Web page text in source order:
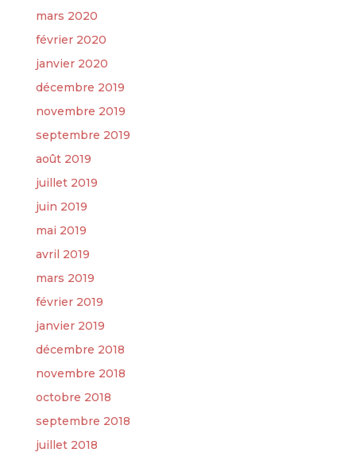
mars 2020
février 2020
janvier 2020
décembre 2019
novembre 2019
septembre 2019
août 2019
juillet 2019
juin 2019
mai 2019
avril 2019
mars 2019
février 2019
janvier 2019
décembre 2018
novembre 2018
octobre 2018
septembre 2018
juillet 2018